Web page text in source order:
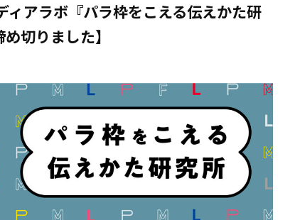
ィアラボ『パラ枠をこえる伝えかた研
切りました】